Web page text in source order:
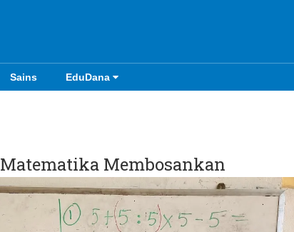
Sains EduDana
Membosankan